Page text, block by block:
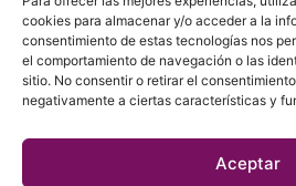
cookies para almacenar y/o acceder a la
consentimiento de estas tecnologías nos
el comportamiento de navegación o las
sitio. No consentir o retirar el
negativamente a ciertas características y
Aceptar
Política de
Contacto